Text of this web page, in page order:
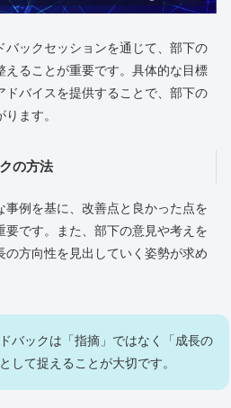
バックセッションを通じて、部下の
えることが重要です。具体的な目標
ドバイスを提供することで、部下の
ます。
の方法
事例を基に、改善点と良かった点を
です。また、部下の意見や考えを
方向性を見出していく姿勢が求め
バックは「指摘」ではなく「成長の
して捉えることが大切です。